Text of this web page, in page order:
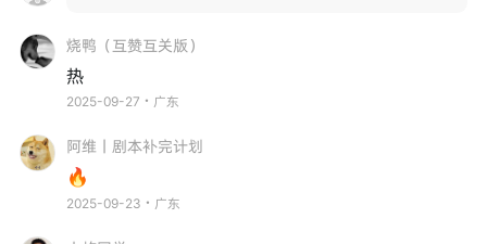
烧鸭（互赞互关版）
热
2025-09-27・广东
阿维丨剧本补完计划
🔥
2025-09-23・广东